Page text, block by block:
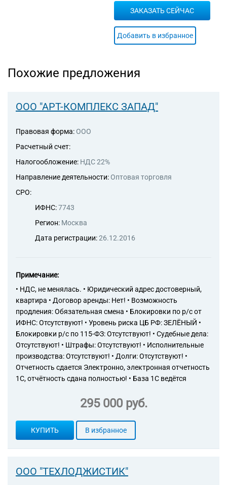
52.2 Деятельность
вспомогательная
68.10 Покупка и продажа
собственного недвижимого
собственным или
96.09 Предоставление прочих
ЗАКАЗАТЬ СЕЙЧАС
Добавить в избранное
Похожие предложения
ООО "АРТ-КОМПЛЕКС ЗАПАД"
Правовая форма: ООО
Расчетный счет:
Налогообложение: НДС 22%
Направление деятельности: Оптовая торговля
СРО:
ИФНС:7743
Регион: Москва
Дата регистрации:26.12.2016
Примечание:
• НДС, не менялась. • Юридический адрес достоверный,
квартира • Договор аренды: Нет! • Возможность
продления: Обязательная смена • Блокировки по р/с от
ИФНС: Отсутствуют! • Уровень риска ЦБ РФ: ЗЕЛЁНЫЙ •
Блокировки р/с по 115-ФЗ: Отсутствуют! • Судебные дела:
Отсутствуют! • Штрафы: Отсутствуют! • Исполнительные
производства: Отсутствуют! • Долги: Отсутствуют! •
Отчетность сдается Электронно, электронная отчетность
1С, отчётность сдана полностью! • База 1С ведётся
295 000 руб.
КУПИТЬ В избранное
ООО "ТЕХЛОДЖИСТИК"